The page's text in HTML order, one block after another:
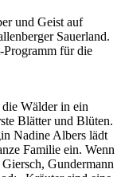
und Geist auf
Sauerland.
für die
Wälder in ein
Blätter und Blüten.
Nadine Albers lädt
Familie ein. Wenn
Gundermann